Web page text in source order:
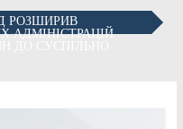
РОЗШИРИВ
АДМІНІСТРАЦІЙ